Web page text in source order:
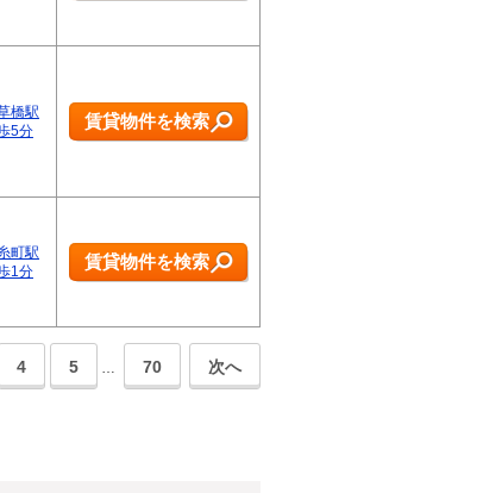
橋駅
5分
賃貸物件を検索
町駅
1分
賃貸物件を検索
4 5 … 70 次へ